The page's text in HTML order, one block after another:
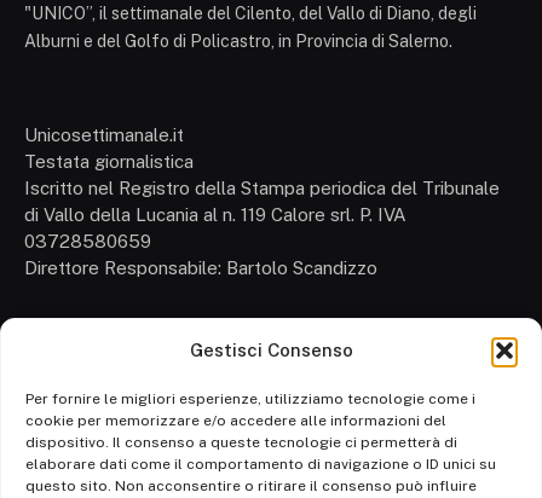
Gestisci Consenso
Per fornire le migliori esperienze, utilizziamo tecnologie come i
cookie per memorizzare e/o accedere alle informazioni del
dispositivo. Il consenso a queste tecnologie ci permetterà di
elaborare dati come il comportamento di navigazione o ID unici su
questo sito. Non acconsentire o ritirare il consenso può influire
"UNICO”, il settimanale del Cilento, del Vallo di Diano, degli
Alburni e del Golfo di Policastro, in Provincia di Salerno.
Unicosettimanale.it
Testata giornalistica
Iscritto nel Registro della Stampa periodica del Tribunale
di Vallo della Lucania al n. 119 Calore srl. P. IVA
03728580659
Direttore Responsabile: Bartolo Scandizzo
Attualità
Politica
Ambiente